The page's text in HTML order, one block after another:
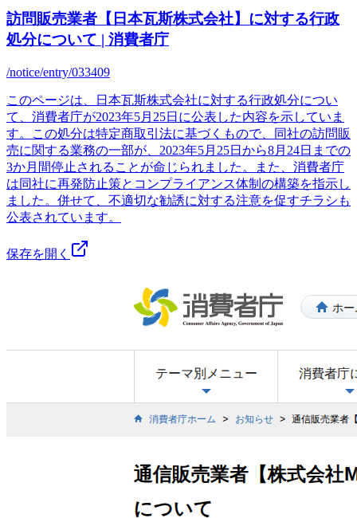
訪問販売業者【日本瓦斯株式会社】に対する行政
処分について | 消費者庁
/notice/entry/033409
このページは、日本瓦斯株式会社に対する行政処分につい
て、消費者庁が2023年5月25日に公表した内容を示していま
す。この処分は特定商取引法に基づくもので、同社の訪問販
売に関する業務の一部が、2023年5月25日から8月24日までの
3か月間停止されることが命じられました。また、消費者庁
は同社に再発防止策とコンプライアンス体制の構築を指示し
ました。併せて、不適切な勧誘に対する注意を促すチラシも
公表されています。
保存を開く